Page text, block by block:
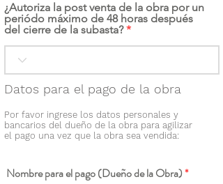
¿Autoriza la post venta de la obra por un
periódo máximo de 48 horas después
del cierre de la subasta?
Datos para el pago de la obra
Por favor ingrese los datos personales y
bancarios del dueño de la obra para agilizar
el pago una vez que la obra sea vendida:
Nombre para el pago (Dueño de la Obra)